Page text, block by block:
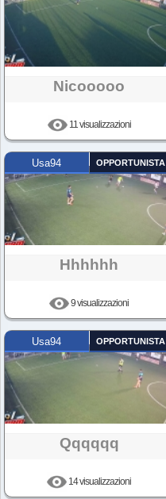
Nicooooo
11 visualizzazioni
Usa94 OPPORTUNISTA
Hhhhhh
9 visualizzazioni
Usa94 OPPORTUNISTA
Qqqqqq
14 visualizzazioni